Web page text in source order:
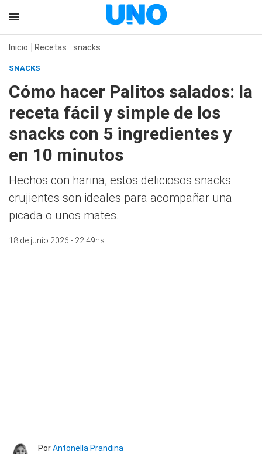
Inicio Recetas snacks
SNACKS
Cómo hacer Palitos salados: la
receta fácil y simple de los
snacks con 5 ingredientes y
en 10 minutos
Hechos con harina, estos deliciosos snacks
crujientes son ideales para acompañar una
picada o unos mates.
18 de junio 2026 - 22:49hs
PorAntonella Prandina